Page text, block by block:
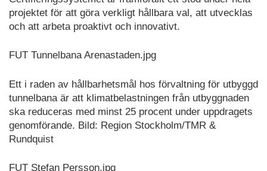
projektet för att göra verkligt hållbara val, att utvecklas
och att arbeta proaktivt och innovativt.
FUT Tunnelbana Arenastaden.jpg
Ett i raden av hållbarhetsmål hos förvaltning för utbyggd
tunnelbana är att klimatbelastningen från utbyggnaden
ska reduceras med minst 25 procent under uppdragets
genomförande. Bild: Region Stockholm/TMR &
Rundquist
FUT Stefan Persson.jpg